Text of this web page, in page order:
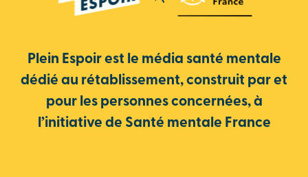
Plein Espoir est le média santé mentale
dédié au rétablissement,construit par et
pour les personnes concernées,à
l’initiative de Santé mentale France